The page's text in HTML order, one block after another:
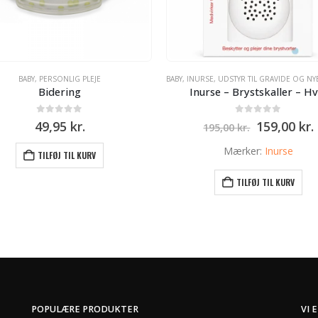
BABY, PERSONLIG PLEJE
Bidering
ud af 5
49,95 kr.
TILFØJ TIL KURV
BABY, INURSE, UDSTYR TIL GRAVIDE OG
Inurse – Brystskaller –
195,00kr. Den
pris
195,00 kr..
159,00 kr.
Mærker: Inurse
TILFØJ TIL KURV
POPULÆRE PRODUKTER VI